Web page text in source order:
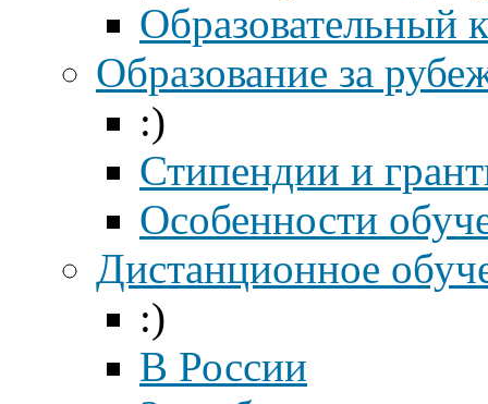
Образовательный
Образование за
:)
Стипендии и
Особенности
Дистанционное
:)
В России